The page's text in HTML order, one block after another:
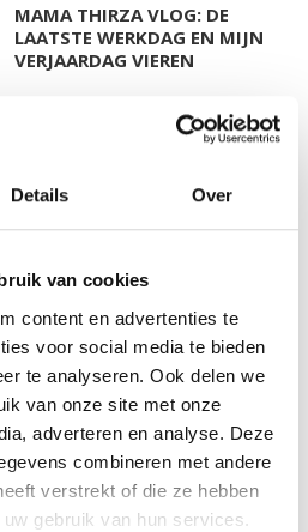
Details Over
van cookies
content en advertenties te
voor social media te bieden
te analyseren. Ook delen we
van onze site met onze
adverteren en analyse. Deze
combineren met andere
verstrekt of die ze hebben
gebruik van hun services.
MAMA THIRZA VLOG: DE
LAATSTE WERKDAG EN MIJN
VERJAARDAG VIEREN
FEEST, WANT REBEL IS JARIG!
MAMA THIRZA VLOG: OP
VAKANTIE & TWEE ZIEKE
KINDEREN
MAMA CARMEN VLOG:
SCHOLEN ZIJN WEER